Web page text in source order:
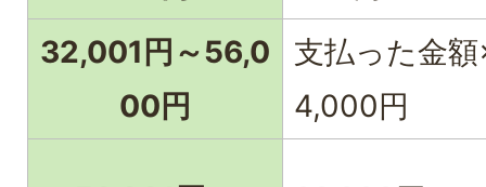
32,001円～56,0
00円
支払った金
4,000円